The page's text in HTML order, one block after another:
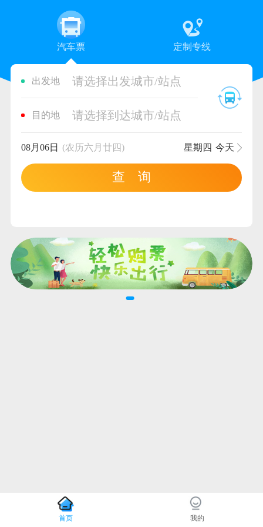
汽车票 定制专线
出发地 请选择出发城市/站点
目的地 请选择到达城市/站点
08月06日 (农历六月廿四) 星期四 今天
查 询
首页 我的